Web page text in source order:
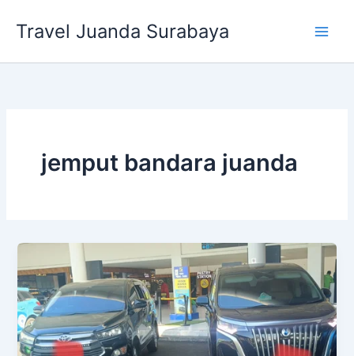
Travel Juanda Surabaya
jemput bandara juanda